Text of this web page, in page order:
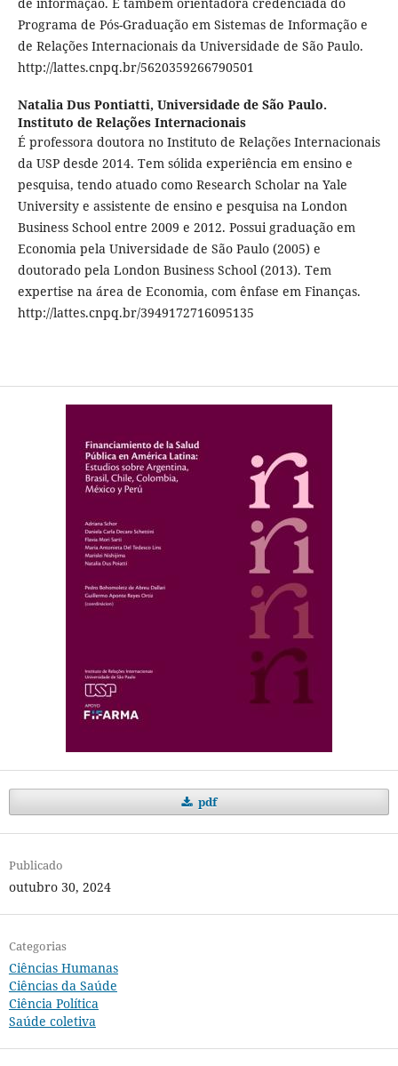
Programa de Pós-Graduação em Sistemas de Informação e
de Relações Internacionais da Universidade de São Paulo.
http://lattes.cnpq.br/5620359266790501
Natalia Dus Pontiatti, Universidade de São Paulo.
Instituto de Relações Internacionais
É professora doutora no Instituto de Relações Internacionais
da USP desde 2014. Tem sólida experiência em ensino e
pesquisa, tendo atuado como Research Scholar na Yale
University e assistente de ensino e pesquisa na London
Business School entre 2009 e 2012. Possui graduação em
Economia pela Universidade de São Paulo (2005) e
doutorado pela London Business School (2013). Tem
expertise na área de Economia, com ênfase em Finanças.
http://lattes.cnpq.br/3949172716095135
pdf
Publicado
outubro 30, 2024
Categorias
Ciências Humanas
Ciências da Saúde
Ciência Política
Saúde coletiva